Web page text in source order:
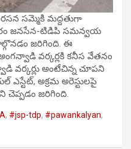
సమ్మెకి మద్దతుగా
జనసేన-టిడిపి సమన్వయ
జరిగింది. ఈ
వర్కర్లకి కనీస వేతనం
వర్కర్లు అంటేచిన్న చూపని
ఎస్టేట్, అక్రమ అరెస్టులపై
చెప్పడం జరిగింది.
, #jsp-tdp, #pawankalyan,